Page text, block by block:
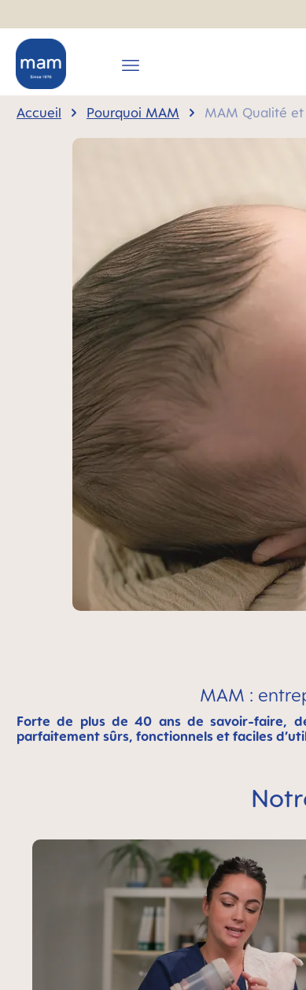
Accueil Pourquoi MAM MAM Qualité
MAM :
Forte de plus de 40 ans de savoir-faire,
parfaitement sûrs, fonctionnels et faciles